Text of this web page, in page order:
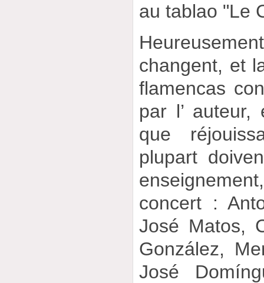
au tablao "Le
changent, et
flamencas
par l’ auteur,
que
plupart
concert :
José Matos,
González,
José